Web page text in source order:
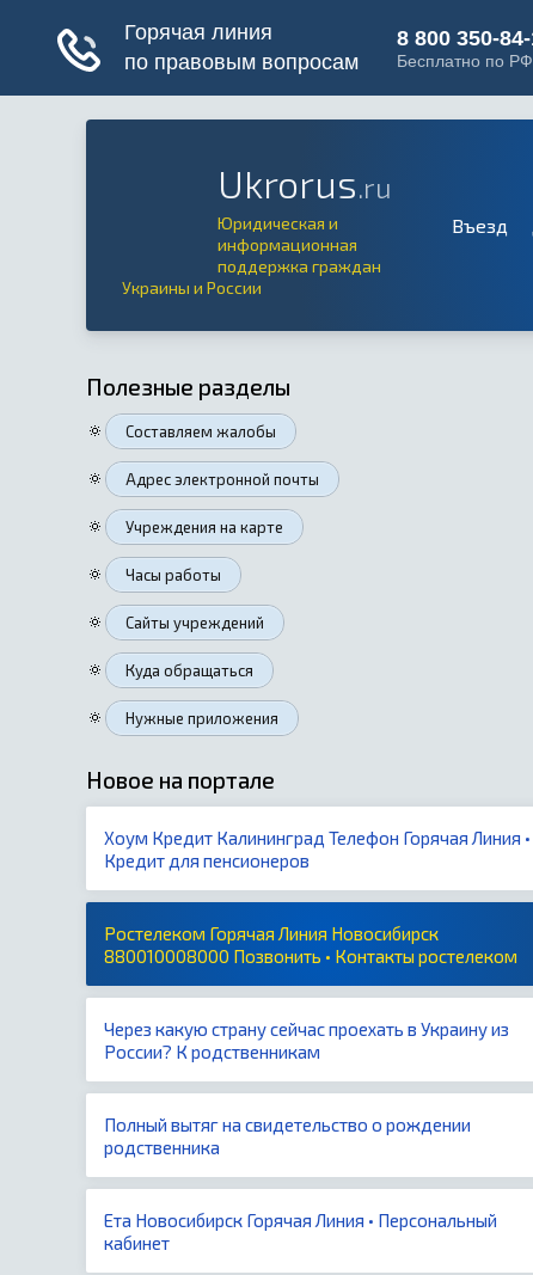
Ukrorus.ru
Юридическая и
информационная
поддержка граждан
Украины и России
Въезд
Полезные разделы
🔅 Составляем жалобы
🔅 Адрес электронной почты
🔅 Учреждения на карте
🔅 Часы работы
🔅 Сайты учреждений
🔅 Куда обращаться
🔅 Нужные приложения
Новое на портале
Хоум Кредит Калининград Телефон Горячая Линия •
Кредит для пенсионеров
Ростелеком Горячая Линия Новосибирск
880010008000 Позвонить • Контакты ростелеком
Через какую страну сейчас проехать в Украину из
России? К родственникам
Полный вытяг на свидетельство о рождении
родственника
Ета Новосибирск Горячая Линия • Персональный
кабинет